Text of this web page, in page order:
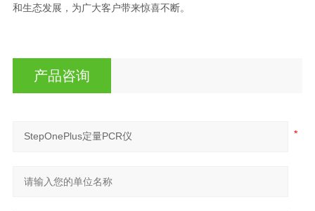
和生态发展，为广大客户带来惊喜不断。
产品咨询